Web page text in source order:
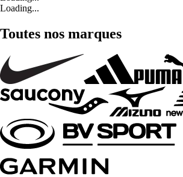
Loading...
Toutes nos marques